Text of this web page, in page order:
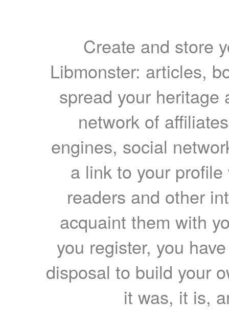
Create and store
Libmonster: articles,
spread your heritage
network of
engines, social
a link to your
readers and other
acquaint them with
you register, you
disposal to build your
it was, it is,